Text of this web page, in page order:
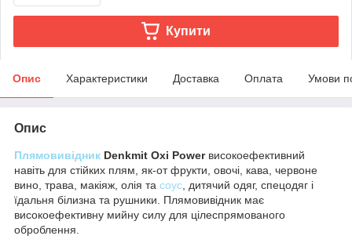
Купити
Опис Характеристики Доставка Оплата Умови
Опис
Плямовивідник Denkmit Oxi Power високоефективний
навіть для стійких плям, як-от фрукти, овочі, кава, червоне
вино, трава, макіяж, олія та соус , дитячий одяг, спецодяг і
їдальня білизна та рушники. Плямовивідник має
високоефективну мийну силу для цілеспрямованого
оброблення.